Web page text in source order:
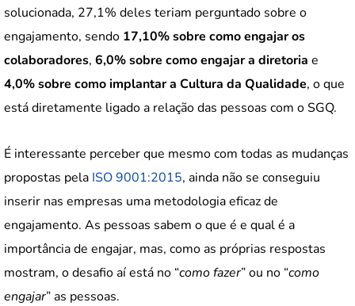
solucionada, 27,1% deles teriam perguntado sobre o
engajamento, sendo 17,10% sobre como engajar os
colaboradores, 6,0% sobre como engajar a diretoria e
4,0% sobre como implantar a Cultura da Qualidade, o que
está diretamente ligado a relação das pessoas com o SGQ.
É interessante perceber que mesmo com todas as mudanças
propostas pela ISO 9001:2015, ainda não se conseguiu
inserir nas empresas uma metodologia eficaz de
engajamento. As pessoas sabem o que é e qual é a
importância de engajar, mas, como as próprias respostas
mostram, o desafio aí está no “como fazer” ou no “como
engajar” as pessoas.